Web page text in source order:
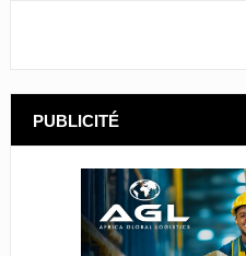
PUBLICITÉ